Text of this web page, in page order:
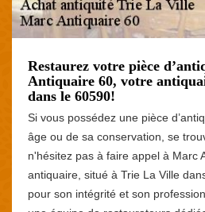
Restaurez votre pièce
Antiquaire 60, votre
dans le 60590!
Si vous possédez une pièce
âge ou de sa conservation, se
n'hésitez pas à faire appel à Marc
antiquaire, situé à Trie La Ville
pour son intégrité et son